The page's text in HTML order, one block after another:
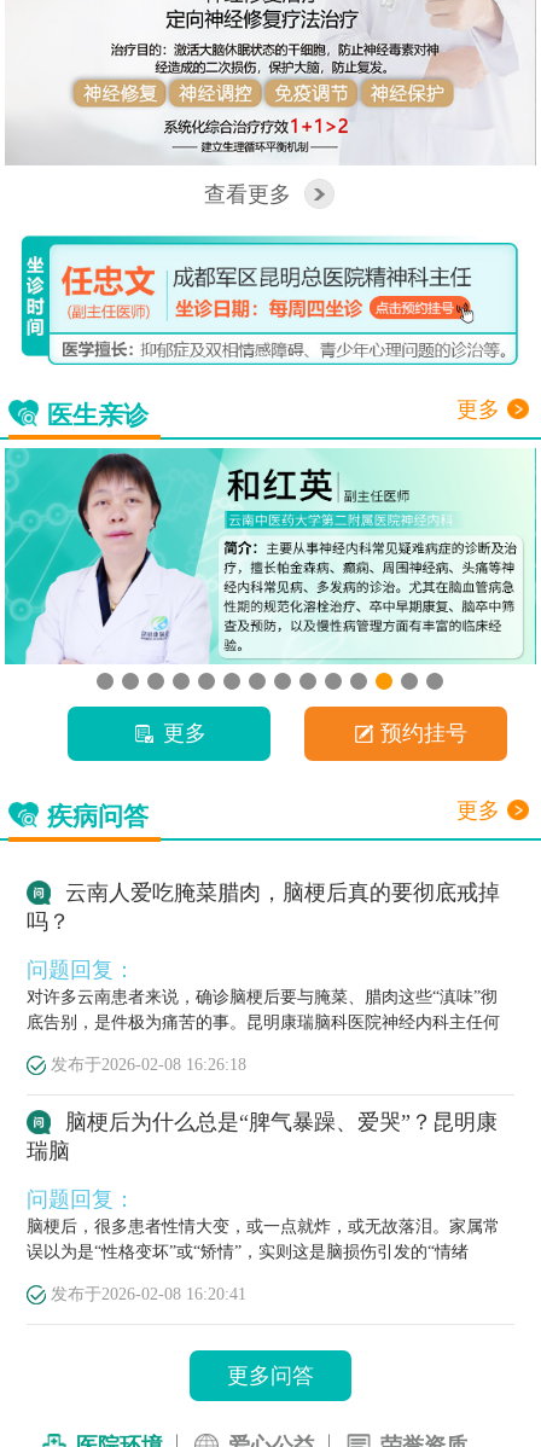
查看更多
医生亲诊 更多
更多 预约挂号
疾病问答 更多
云南人爱吃腌菜腊肉，脑梗后真的要彻底戒掉
吗？
问题回复：
对许多云南患者来说，确诊脑梗后要与腌菜、腊肉这些“滇味”彻
底告别，是件极为痛苦的事。昆明康瑞脑科医院神经内科主任何
发布于2026-02-08 16:26:18
脑梗后为什么总是“脾气暴躁、爱哭”？昆明康
瑞脑
问题回复：
脑梗后，很多患者性情大变，或一点就炸，或无故落泪。家属常
误以为是“性格变坏”或“矫情”，实则这是脑损伤引发的“情绪
发布于2026-02-08 16:20:41
更多问答